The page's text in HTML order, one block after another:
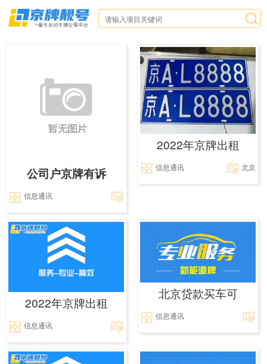
公司户京牌有诉
信息通讯
2022年京牌出租
信息通讯 北京
2022年京牌出租
信息通讯
北京贷款买车可
信息通讯